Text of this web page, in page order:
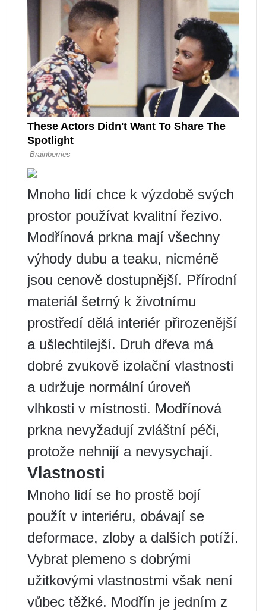
Mnoho lidí chce k výzdobě svých
prostor používat kvalitní řezivo.
Modřínová prkna mají všechny
výhody dubu a teaku, nicméně
jsou cenově dostupnější. Přírodní
materiál šetrný k životnímu
prostředí dělá interiér přirozenější
a ušlechtilejší. Druh dřeva má
dobré zvukově izolační vlastnosti
a udržuje normální úroveň
vlhkosti v místnosti. Modřínová
prkna nevyžadují zvláštní péči,
protože nehnijí a nevysychají.
Vlastnosti
Mnoho lidí se ho prostě bojí
použít v interiéru, obávají se
deformace, zloby a dalších potíží.
Vybrat plemeno s dobrými
užitkovými vlastnostmi však není
vůbec těžké. Modřín je jedním z